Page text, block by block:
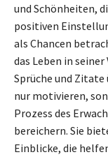
und Schönheiten,
positiven
als Chancen
das Leben in
Sprüche und
nur motivieren,
Prozess des
bereichern. Sie
Einblicke, die